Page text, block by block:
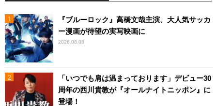
『ブルーロック』高橋文哉主演、大人気サッカ
ー漫画が待望の実写映画に
2026.08.08
「いつでも肩は温まっております」デビュー30
周年の西川貴教が『オールナイトニッポン』に
登場！